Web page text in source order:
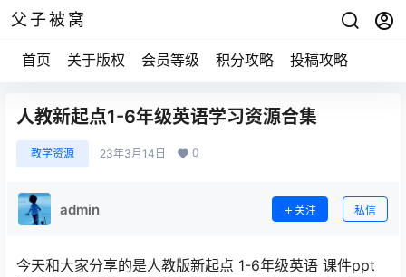
父子被窝
首页 关于版权 会员等级 积分攻略 投稿攻略
人教新起点1-6年级英语学习资源合集
教学资源 23年3月14日 0
admin 关注 私信
今天和大家分享的是人教版新起点 1-6年级英语 课件ppt